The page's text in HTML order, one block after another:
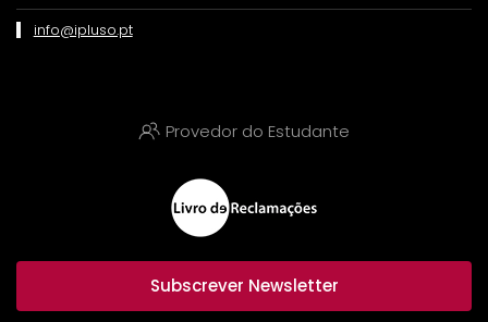
info@ipluso.pt
Provedor do Estudante
Subscrever Newsletter